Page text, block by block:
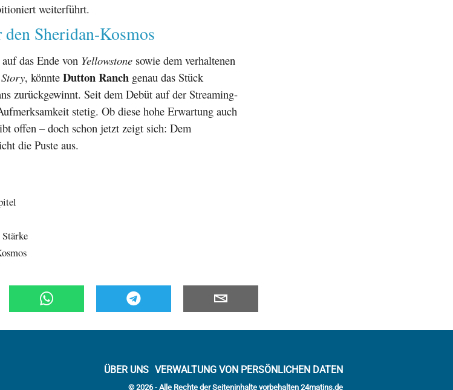
weiterführt.
Sheridan-Kosmos
das Ende von Yellowstone sowie dem verhaltenen
, könnte Dutton Ranch genau das Stück
zurückgewinnt. Seit dem Debüt auf der Streaming-
stetig. Ob diese hohe Erwartung auch
offen – doch schon jetzt zeigt sich: Dem
die Puste aus.
ÜBER UNS VERWALTUNG VON PERSÖNLICHEN DATEN
© 2026 - Alle Rechte der Seiteninhalte vorbehalten 24matins.de